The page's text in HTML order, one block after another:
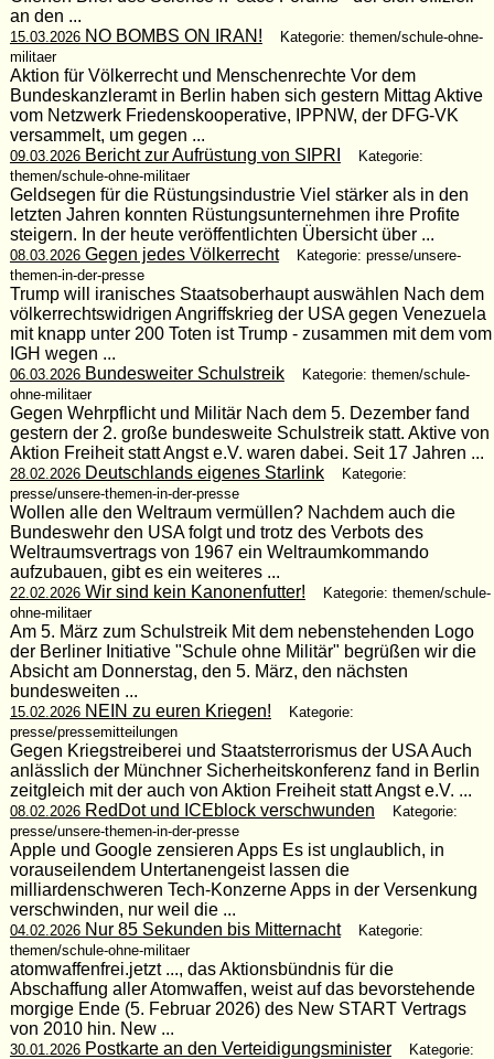
an den ...
15.03.2026NO BOMBS ON IRAN!
Kategorie: themen/schule-ohne-
militaer
Aktion für Völkerrecht und Menschenrechte Vor dem
Bundeskanzleramt in Berlin haben sich gestern Mittag Aktive
vom Netzwerk Friedenskooperative, IPPNW, der DFG-VK
versammelt, um gegen ...
09.03.2026Bericht zur Aufrüstung von SIPRI
Kategorie:
themen/schule-ohne-militaer
Geldsegen für die Rüstungsindustrie Viel stärker als in den
letzten Jahren konnten Rüstungsunternehmen ihre Profite
steigern. In der heute veröffentlichten Übersicht über ...
08.03.2026Gegen jedes Völkerrecht
Kategorie: presse/unsere-
themen-in-der-presse
Trump will iranisches Staatsoberhaupt auswählen Nach dem
völkerrechtswidrigen Angriffskrieg der USA gegen Venezuela
mit knapp unter 200 Toten ist Trump - zusammen mit dem vom
IGH wegen ...
06.03.2026Bundesweiter Schulstreik
Kategorie: themen/schule-
ohne-militaer
Gegen Wehrpflicht und Militär Nach dem 5. Dezember fand
gestern der 2. große bundesweite Schulstreik statt. Aktive von
Aktion Freiheit statt Angst e.V. waren dabei. Seit 17 Jahren ...
28.02.2026Deutschlands eigenes Starlink
Kategorie:
presse/unsere-themen-in-der-presse
Wollen alle den Weltraum vermüllen? Nachdem auch die
Bundeswehr den USA folgt und trotz des Verbots des
Weltraumsvertrags von 1967 ein Weltraumkommando
aufzubauen, gibt es ein weiteres ...
22.02.2026Wir sind kein Kanonenfutter!
Kategorie: themen/schule-
ohne-militaer
Am 5. März zum Schulstreik Mit dem nebenstehenden Logo
der Berliner Initiative "Schule ohne Militär" begrüßen wir die
Absicht am Donnerstag, den 5. März, den nächsten
bundesweiten ...
15.02.2026NEIN zu euren Kriegen!
Kategorie:
presse/pressemitteilungen
Gegen Kriegstreiberei und Staatsterrorismus der USA Auch
anlässlich der Münchner Sicherheitskonferenz fand in Berlin
zeitgleich mit der auch von Aktion Freiheit statt Angst e.V. ...
08.02.2026RedDot und ICEblock verschwunden
Kategorie:
presse/unsere-themen-in-der-presse
Apple und Google zensieren Apps Es ist unglaublich, in
vorauseilendem Untertanengeist lassen die
milliardenschweren Tech-Konzerne Apps in der Versenkung
verschwinden, nur weil die ...
04.02.2026Nur 85 Sekunden bis Mitternacht
Kategorie:
themen/schule-ohne-militaer
atomwaffenfrei.jetzt ..., das Aktionsbündnis für die
Abschaffung aller Atomwaffen, weist auf das bevorstehende
morgige Ende (5. Februar 2026) des New START Vertrags
von 2010 hin. New ...
30.01.2026Postkarte an den Verteidigungsminister
Kategorie: